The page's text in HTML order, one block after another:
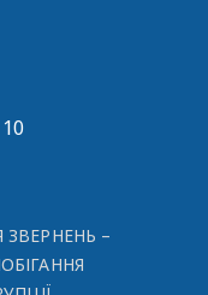
ЗВЕРНЕНЬ –